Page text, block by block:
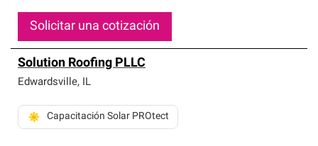
Solicitar una cotización
Solution Roofing PLLC
Edwardsville, IL
Capacitación Solar PROtect